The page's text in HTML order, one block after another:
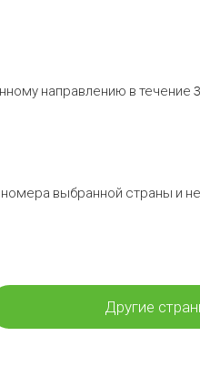
направлению в течение
выбранной страны и
Другие